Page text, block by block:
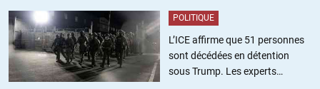
que la paye tombe à la fin du mois et qu’ils ont l’assurance de
pouvoir exercer « en toute indépendance » leur servitude (à peine
cachée) ils continuent à propager la voix de leurs maîtres sans le
moindre remord.
Après tout, ils sont payés pour ça, et c’est marqué noir sur blanc
POLITIQUE
L’ICE affirme que 51 personnes
sont décédées en détention
sous Trump. Les experts